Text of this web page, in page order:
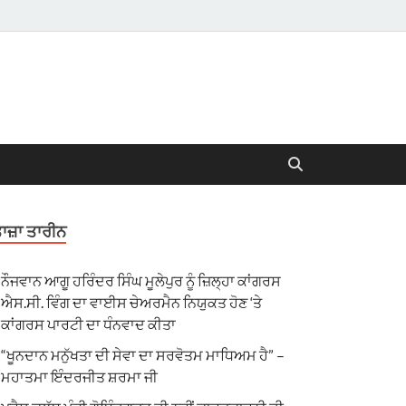
ਤਾਰੀਨ
ਨੌਜਵਾਨ ਆਗੂ ਹਰਿੰਦਰ ਸਿੰਘ ਮੂਲੇਪੁਰ ਨੂੰ ਜ਼ਿਲ੍ਹਾ ਕਾਂਗਰਸ
ਐਸ.ਸੀ. ਵਿੰਗ ਦਾ ਵਾਈਸ ਚੇਅਰਮੈਨ ਨਿਯੁਕਤ ਹੋਣ ‘ਤੇ
ਕਾਂਗਰਸ ਪਾਰਟੀ ਦਾ ਧੰਨਵਾਦ ਕੀਤਾ
“ਖੂਨਦਾਨ ਮਨੁੱਖਤਾ ਦੀ ਸੇਵਾ ਦਾ ਸਰਵੋਤਮ ਮਾਧਿਅਮ ਹੈ” –
ਮਹਾਤਮਾ ਇੰਦਰਜੀਤ ਸ਼ਰਮਾ ਜੀ